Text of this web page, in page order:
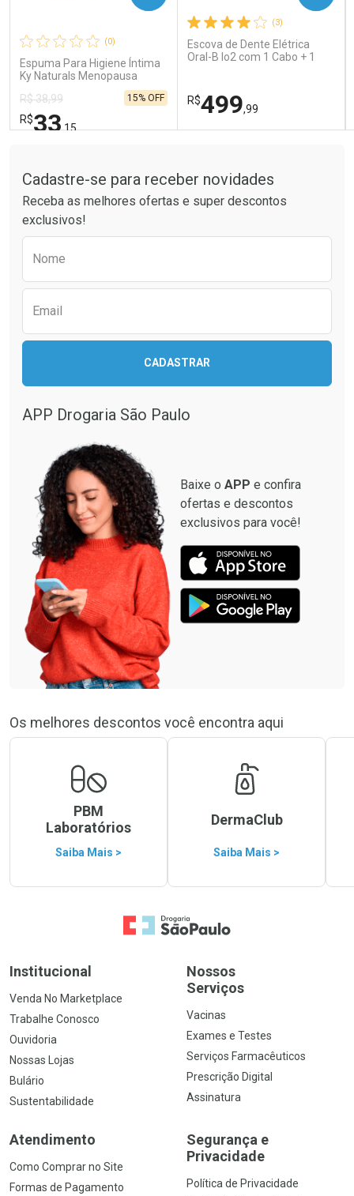
Comprar sem Desconto
Por R$ 66,43/cada
Comprar sem Desconto
Comprar sem Desconto
Por R$ 189,99/cada
Comprar sem Desconto
Por R$ 189,99/cada
(0)
Espuma Para Higiene Íntima
Ky Naturals Menopausa
R$ 38,99
R$33,15
15% OFF
Laboratório
Comprar sem Desconto
Por Menos
Comprar sem Desconto
(3)
Escova de Dente Elétrica
Oral-B Io2 com 1 Cabo + 1
R$499,99
Laboratório
Comprar sem Desconto
Por Menos
Comprar sem Desconto
Cadastre-se para receber novidades
Receba as melhores ofertas e super descontos
exclusivos!
Nome
Email
CADASTRAR
APP Drogaria São Paulo
Baixe o APP e confira
ofertas e descontos
exclusivos para você!
Os melhores descontos você encontra aqui
PBM
Laboratórios
Saiba Mais >
DermaClub
Saiba Mais >
Ir para a Home
Institucional
Venda No Marketplace
Trabalhe Conosco
Ouvidoria
Nossas Lojas
Bulário
Sustentabilidade
Nossos
Serviços
Vacinas
Exames e Testes
Serviços Farmacêuticos
Prescrição Digital
Assinatura
Atendimento
Como Comprar no Site
Formas de Pagamento
Segurança e
Privacidade
Política de Privacidade